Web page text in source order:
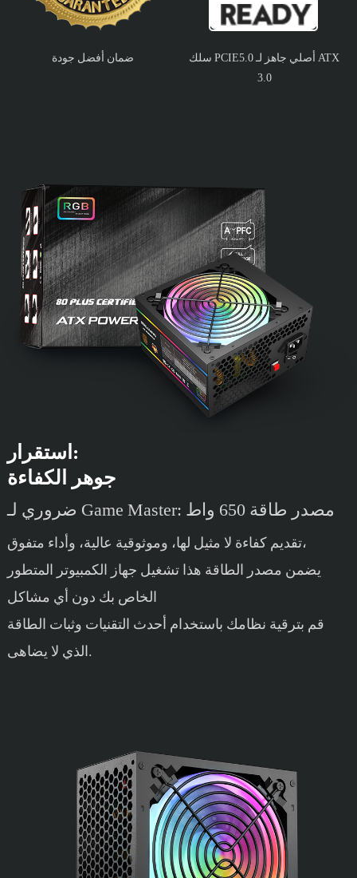
ضمان أفضل جودة
سلك PCIE5.0 أصلي جاهز لـ ATX
3.0
استقرار:
جوهر الكفاءة
ضروري لـ Game Master: مصدر طاقة 650 واط
تقديم كفاءة لا مثيل لها، وموثوقية عالية، وأداء متفوق،
يضمن مصدر الطاقة هذا تشغيل جهاز الكمبيوتر المتطور
قم بترقية نظامك باستخدام أحدث التقنيات وثبات الطاقة
الذي لا يضاهى.